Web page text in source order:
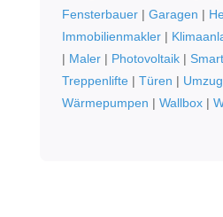
Fensterbauer| Garagen |
Immobilienmakler|
| Maler| Photovoltaik|
Treppenlifte| Türen | Umzug
Wärmepumpen | Wallbox|